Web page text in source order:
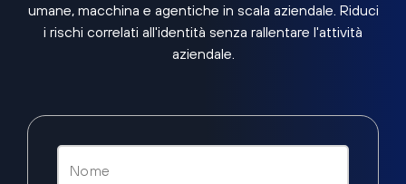
umane, macchina e agentiche in scala aziendale. Riduci
i rischi correlati all'identità senza rallentare l'attività
aziendale.